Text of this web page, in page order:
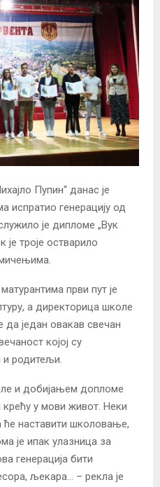
Пупин“ данас је
испратио генерацију од
је дипломе „Вук
троје остварило
први пут је
а директорица школе
да један овакав свечан
којој су
и родитељи.
и добијањем допломе
крећу у мови живот. Неки
наставити школовање,
је ипак улазница за
генерација бити
љекара… – рекла је